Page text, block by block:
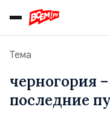
Тема
черногория
последние